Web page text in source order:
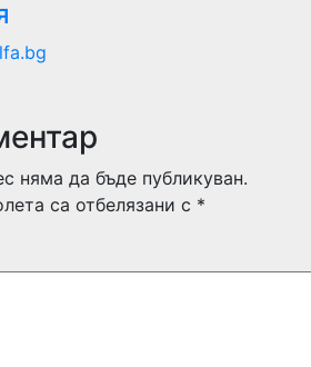
няма да бъде публикуван.
са отбелязани с *